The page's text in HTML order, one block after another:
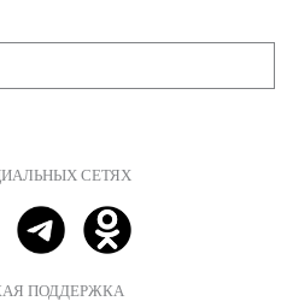
СЕТЯХ
ПОДДЕРЖКА